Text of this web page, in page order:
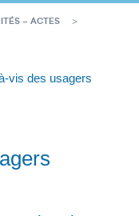
– ACTES
vis des usagers